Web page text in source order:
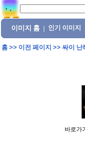
이미지 홈 인기 이미지
홈>> 이전 페이지 >> 싸이 난
바로가